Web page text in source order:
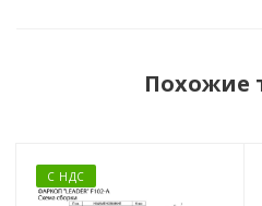
Похожие
С НДС